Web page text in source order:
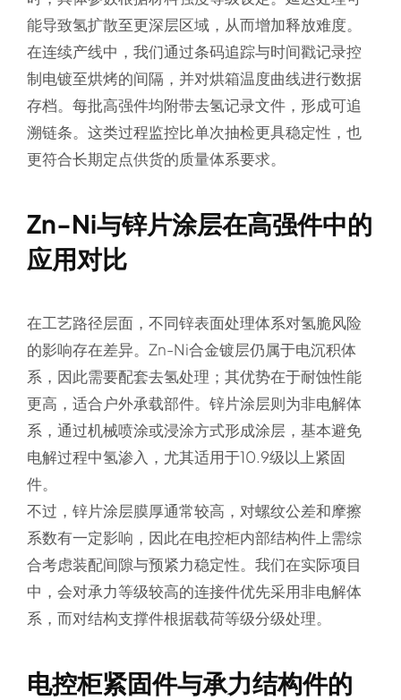
能导致氢扩散至更深层区域，从而增加释放难度。
在连续产线中，我们通过条码追踪与时间戳记录控
制电镀至烘烤的间隔，并对烘箱温度曲线进行数据
存档。每批高强件均附带去氢记录文件，形成可追
溯链条。这类过程监控比单次抽检更具稳定性，也
更符合长期定点供货的质量体系要求。
Zn-Ni与锌片涂层在高强件中的
应用对比
在工艺路径层面，不同锌表面处理体系对氢脆风险
的影响存在差异。Zn-Ni合金镀层仍属于电沉积体
系，因此需要配套去氢处理；其优势在于耐蚀性能
更高，适合户外承载部件。锌片涂层则为非电解体
系，通过机械喷涂或浸涂方式形成涂层，基本避免
电解过程中氢渗入，尤其适用于10.9级以上紧固
件。
不过，锌片涂层膜厚通常较高，对螺纹公差和摩擦
系数有一定影响，因此在电控柜内部结构件上需综
合考虑装配间隙与预紧力稳定性。我们在实际项目
中，会对承力等级较高的连接件优先采用非电解体
系，而对结构支撑件根据载荷等级分级处理。
电控柜紧固件与承力结构件的